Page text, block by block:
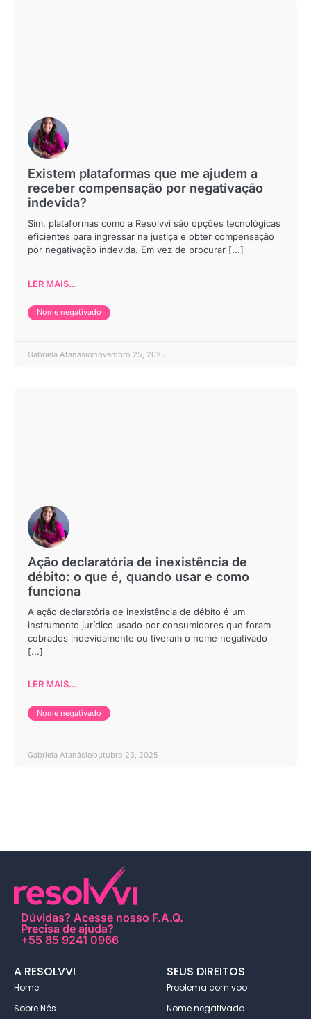
Existem plataformas que me ajudem a
receber compensação por negativação
indevida?
Sim, plataformas como a Resolvvi são opções tecnológicas
eficientes para ingressar na justiça e obter compensação
por negativação indevida. Em vez de procurar [...]
LER MAIS...
Nome negativado
Gabriela Atanásio novembro 25, 2025
Ação declaratória de inexistência de
débito: o que é, quando usar e como
funciona
A ação declaratória de inexistência de débito é um
instrumento jurídico usado por consumidores que foram
cobrados indevidamente ou tiveram o nome negativado
[...]
LER MAIS...
Nome negativado
Gabriela Atanásiooutubro 23, 2025
Dúvidas? Acesse nosso F.A.Q.
Precisa de ajuda?
+55 85 9241 0966
A RESOLVVI
Home
Sobre Nós
SEUS DIREITOS
Problema com voo
Nome negativado